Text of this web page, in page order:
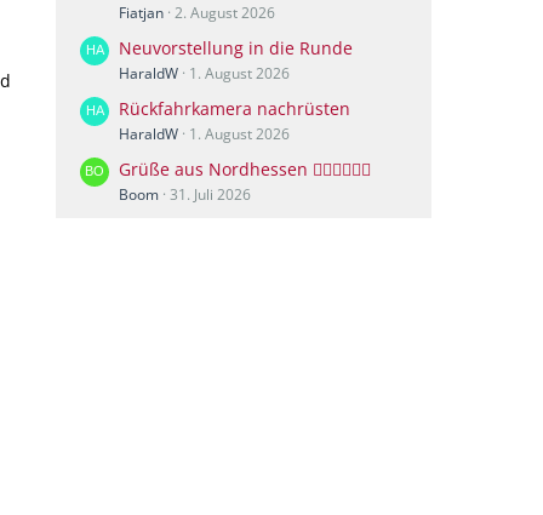
Fiatjan 2. August 2026
Neuvorstellung in die Runde
HaraldW 1. August 2026
Rückfahrkamera nachrüsten
HaraldW 1. August 2026
Grüße aus Nordhessen 🙋🏻‍♀️🙋🏻‍♂️
Boom 31. Juli 2026